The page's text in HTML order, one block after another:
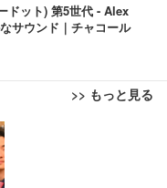
ドット) 第5世代 - Alex
サウンド｜チャコール
>> もっと見る
椅子 テレワーク 疲れな
コンパクト 約105度ロッ
転 座面昇降 強化ナイロ
ュ 在宅ワーク H-WY01
ムモニター | FlexScan
・USB Type-C・ホワ
シーツ 薄型 レギュラー 1
300枚